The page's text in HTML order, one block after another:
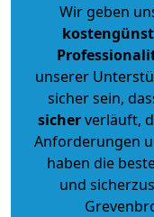
Wir geben
unserer
sicher sein,
sicherverläuft,
Anforderungen
haben die
und